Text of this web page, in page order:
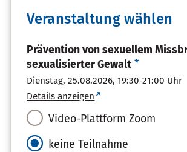
Veranstaltung wählen
Prävention von sexuellem
sexualisierter Gewalt *
Dienstag, 25.08.2026,19:30-21:00 Uhr
Details anzeigen
Video-Plattform Zoom
keine Teilnahme